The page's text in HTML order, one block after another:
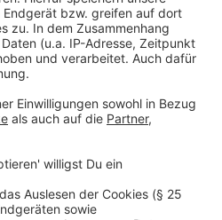
lesen Sie die
stimmen Sie der
zu, um dieses
Usercentrics Consent
Platform
Songwriterin LOI "Am I